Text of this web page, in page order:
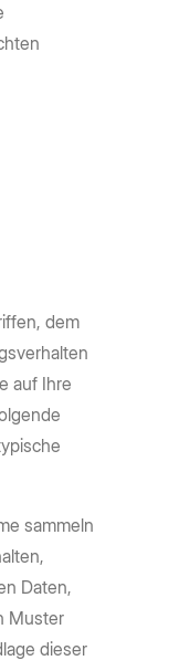
dem
auf Ihre
sammeln
Daten,
Muster
dieser